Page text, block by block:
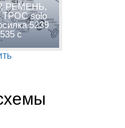
РЕМЕНЬ,
solo
5239
с